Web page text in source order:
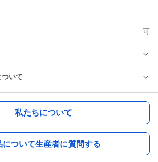
可
いて
私たちについて
について生産者に質問する